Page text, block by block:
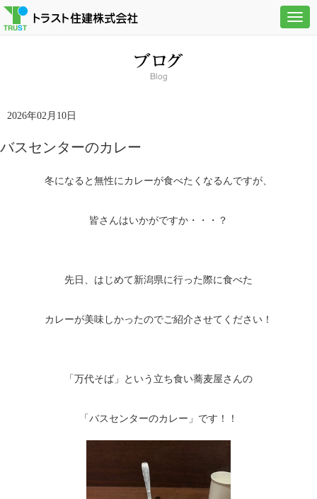
2026年02月10日
バスセンターのカレー
冬になると無性にカレーが食べたくなるんですが、
皆さんはいかがですか・・・？
先日、はじめて新潟県に行った際に食べた
カレーが美味しかったのでご紹介させてください！
「万代そば」という立ち食い蕎麦屋さんの
「バスセンターのカレー」です！！